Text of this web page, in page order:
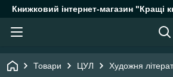
Книжковий інтернет-магазин "Кращі
Товари ЦУЛ Художня